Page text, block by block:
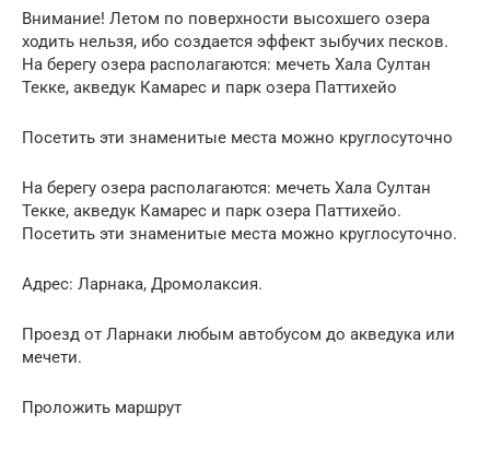
Внимание! Летом по поверхности высохшего озера
ходить нельзя, ибо создается эффект зыбучих песков.
На берегу озера располагаются: мечеть Хала Султан
Текке, акведук Камарес и парк озера Паттихейо
Посетить эти знаменитые места можно круглосуточно
На берегу озера располагаются: мечеть Хала Султан
Текке, акведук Камарес и парк озера Паттихейо.
Посетить эти знаменитые места можно круглосуточно.
Адрес: Ларнака, Дромолаксия.
Проезд от Ларнаки любым автобусом до акведука или
мечети.
Проложить маршрут